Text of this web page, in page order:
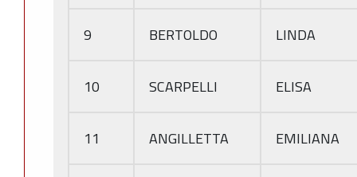
9 BERTOLDO LINDA
10 SCARPELLI ELISA
11 ANGILLETTA EMILIANA